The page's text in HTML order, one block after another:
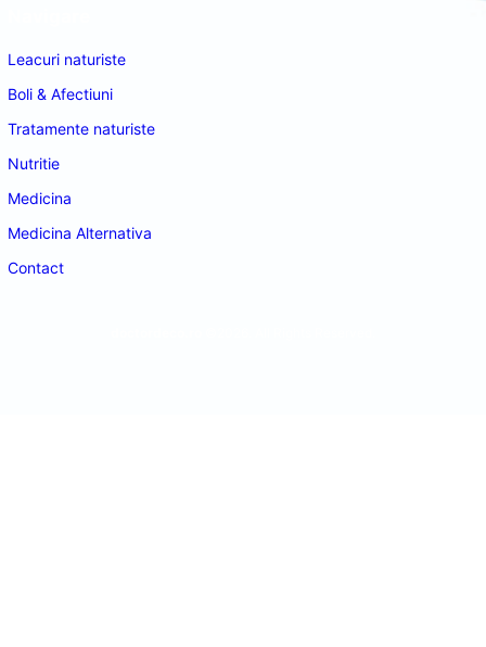
Leacuri naturiste
Boli & Afectiuni
Tratamente naturiste
Nutritie
Medicina
Medicina Alternativa
Contact